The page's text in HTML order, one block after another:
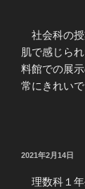
社会科の授
肌で感じら
料館での展
常にきれい
投
2021年2月14日
理数科１年